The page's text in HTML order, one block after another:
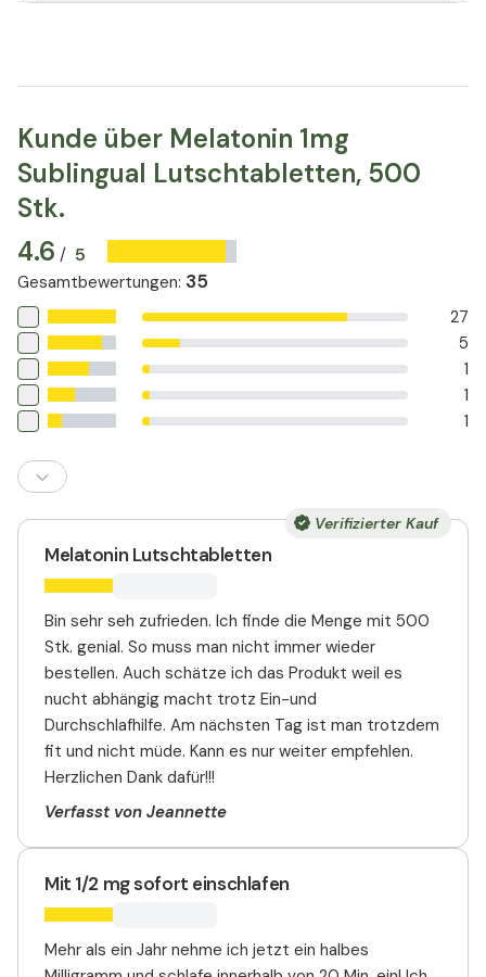
Kunde über Melatonin 1mg
Sublingual Lutschtabletten, 500
Stk.
4.6 / 5
Gesamtbewertungen: 35
27
5
1
1
1
Verifizierter Kauf
Melatonin Lutschtabletten
Bin sehr seh zufrieden. Ich finde die Menge mit 500
Stk. genial. So muss man nicht immer wieder
bestellen. Auch schätze ich das Produkt weil es
nucht abhängig macht trotz Ein-und
Durchschlafhilfe. Am nächsten Tag ist man trotzdem
fit und nicht müde. Kann es nur weiter empfehlen.
Herzlichen Dank dafür!!!
Verfasst von Jeannette
Mit 1/2 mg sofort einschlafen
Mehr als ein Jahr nehme ich jetzt ein halbes